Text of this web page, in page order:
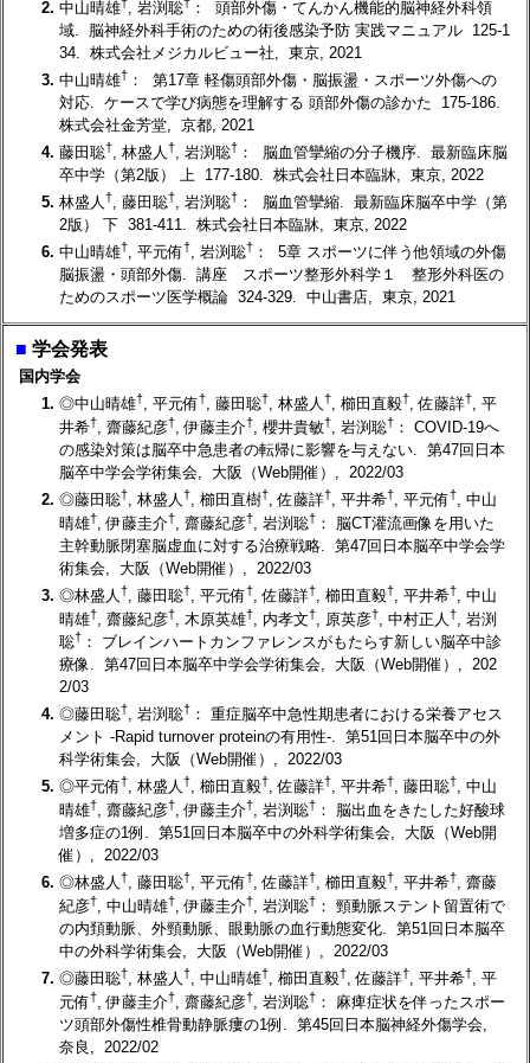
2. 中山晴雄 , 岩渕聡
： 頭部外傷・てんかん機能的脳神経外科領
域. 脳神経外科手術のための術後感染予防 実践マニュアル 125-1
34. 株式会社メジカルビュー社, 東京, 2021
3. 中山晴雄† ： 第17章 軽傷頭部外傷・脳振盪・スポーツ外傷への
対応. ケースで学び病態を理解する 頭部外傷の診かた 175-186.
株式会社金芳堂, 京都, 2021
4. 藤田聡†, 林盛人†, 岩渕聡† ： 脳血管攣縮の分子機序. 最新臨床脳
卒中学（第2版） 上 177-180. 株式会社日本臨牀, 東京, 2022
5. 林盛人†, 藤田聡†, 岩渕聡† ： 脳血管攣縮. 最新臨床脳卒中学（第
2版） 下 381-411. 株式会社日本臨牀, 東京, 2022
6. 中山晴雄†, 平元侑†, 岩渕聡† ： 5章 スポーツに伴う他領域の外傷
脳振盪・頭部外傷. 講座 スポーツ整形外科学１ 整形外科医の
ためのスポーツ医学概論 324-329. 中山書店, 東京, 2021
■ 学会発表
国内学会
1. ◎中山晴雄†, 平元侑†, 藤田聡†, 林盛人†, 櫛田直毅†, 佐藤詳†, 平
井希† , 齋藤紀彦† , 伊藤圭介† , 櫻井貴敏† , 岩渕聡† ： COVID-19へ
の感染対策は脳卒中急患者の転帰に影響を与えない. 第47回日本
脳卒中学会学術集会, 大阪（Web開催）, 2022/03
2. ◎藤田聡†, 林盛人†, 櫛田直樹†, 佐藤詳†, 平井希†, 平元侑†, 中山
晴雄† , 伊藤圭介† , 齋藤紀彦† , 岩渕聡† ： 脳CT灌流画像を用いた
主幹動脈閉塞脳虚血に対する治療戦略. 第47回日本脳卒中学会学
術集会, 大阪（Web開催）, 2022/03
3. ◎林盛人†, 藤田聡†, 平元侑†, 佐藤詳†, 櫛田直毅†, 平井希†, 中山
晴雄† , 齋藤紀彦† , 木原英雄† , 内孝文† , 原英彦† , 中村正人 †
, 岩渕
聡† ： ブレインハートカンファレンスがもたらす新しい脳卒中診
療像. 第47回日本脳卒中学会学術集会, 大阪（Web開催）, 202
2/03
4. ◎藤田聡†, 岩渕聡† ： 重症脳卒中急性期患者における栄養アセス
メント -Rapid turnover proteinの有用性-. 第51回日本脳卒中の外
科学術集会, 大阪（Web開催）, 2022/03
5. ◎平元侑†, 林盛人†, 櫛田直毅†, 佐藤詳†, 平井希†, 藤田聡†, 中山
晴雄† , 齋藤紀彦† , 伊藤圭介† , 岩渕聡† ： 脳出血をきたした好酸球
増多症の1例. 第51回日本脳卒中の外科学術集会, 大阪（Web開
催）, 2022/03
6. ◎林盛人†, 藤田聡†, 平元侑†, 佐藤詳†, 櫛田直毅†, 平井希†, 齋藤
紀彦† , 中山晴雄† , 伊藤圭介† , 岩渕聡† ： 頸動脈ステント留置術で
の内頚動脈、外頸動脈、眼動脈の血行動態変化. 第51回日本脳卒
中の外科学術集会, 大阪（Web開催）, 2022/03
7. ◎藤田聡†, 林盛人†, 中山晴雄†, 櫛田直毅†, 佐藤詳†, 平井希†, 平
元侑† , 伊藤圭介† , 齋藤紀彦† , 岩渕聡† ： 麻痺症状を伴ったスポー
ツ頭部外傷性椎骨動静脈瘻の1例. 第45回日本脳神経外傷学会,
奈良, 2022/02